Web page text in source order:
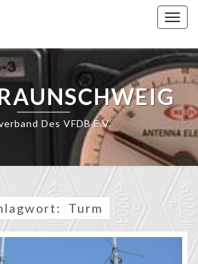
Des VFDB E.V.
Turm